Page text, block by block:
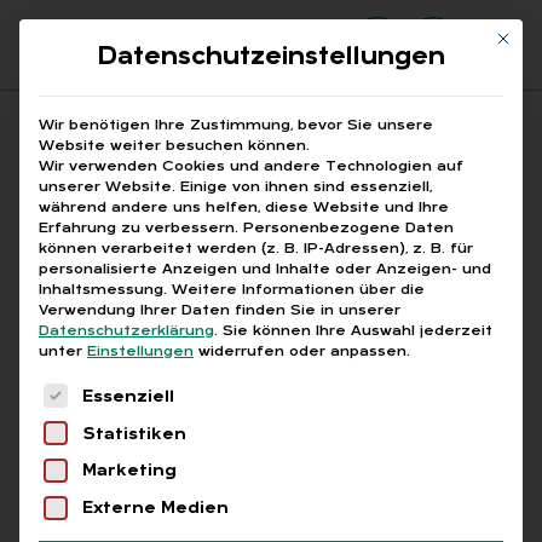
Suchfeld
Suchen
Breadcrumb-Navigation
STARTSEITE
PRINTAUSGABEN
TITELTHEMA: DIGITALISIERUNG 2019
DIE EXPERTEN ANTWORTEN
Inhaltsverzeichnis
Free
DIE EX­PER­TEN ANT­WOR­TEN
Mit
Datenschutzeinstellungen
Wir benötigen Ihre Zustimmung, bevor Sie unsere
Website weiter besuchen können.
Wir verwenden Cookies und andere Technologien auf
unserer Website. Einige von ihnen sind essenziell,
während andere uns helfen, diese Website und Ihre
Erfahrung zu verbessern. Personenbezogene Daten
können verarbeitet werden (z. B. IP-Adressen), z. B. für
personalisierte Anzeigen und Inhalte oder Anzeigen- und
Inhaltsmessung. Weitere Informationen über die
Verwendung Ihrer Daten finden Sie in unserer
Datenschutzerklärung. Sie können Ihre Auswahl jederzeit
unter Einstellungen widerrufen oder anpassen.
Es folgt eine Liste der Service-Gruppen, für
Essenziell
Statistiken
Marketing
Externe Medien